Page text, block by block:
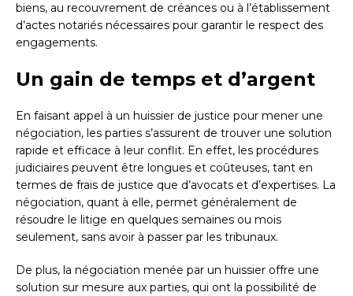
biens, au recouvrement de créances ou à l’établissement
d’actes notariés nécessaires pour garantir le respect des
engagements.
Un gain de temps et d’argent
En faisant appel à un huissier de justice pour mener une
négociation, les parties s’assurent de trouver une solution
rapide et efficace à leur conflit. En effet, les procédures
judiciaires peuvent être longues et coûteuses, tant en
termes de frais de justice que d’avocats et d’expertises. La
négociation, quant à elle, permet généralement de
résoudre le litige en quelques semaines ou mois
seulement, sans avoir à passer par les tribunaux.
De plus, la négociation menée par un huissier offre une
solution sur mesure aux parties, qui ont la possibilité de